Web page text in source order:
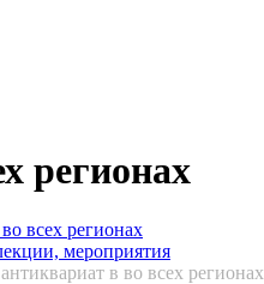
регионах
всех регионах
мероприятия
в во всех регионах